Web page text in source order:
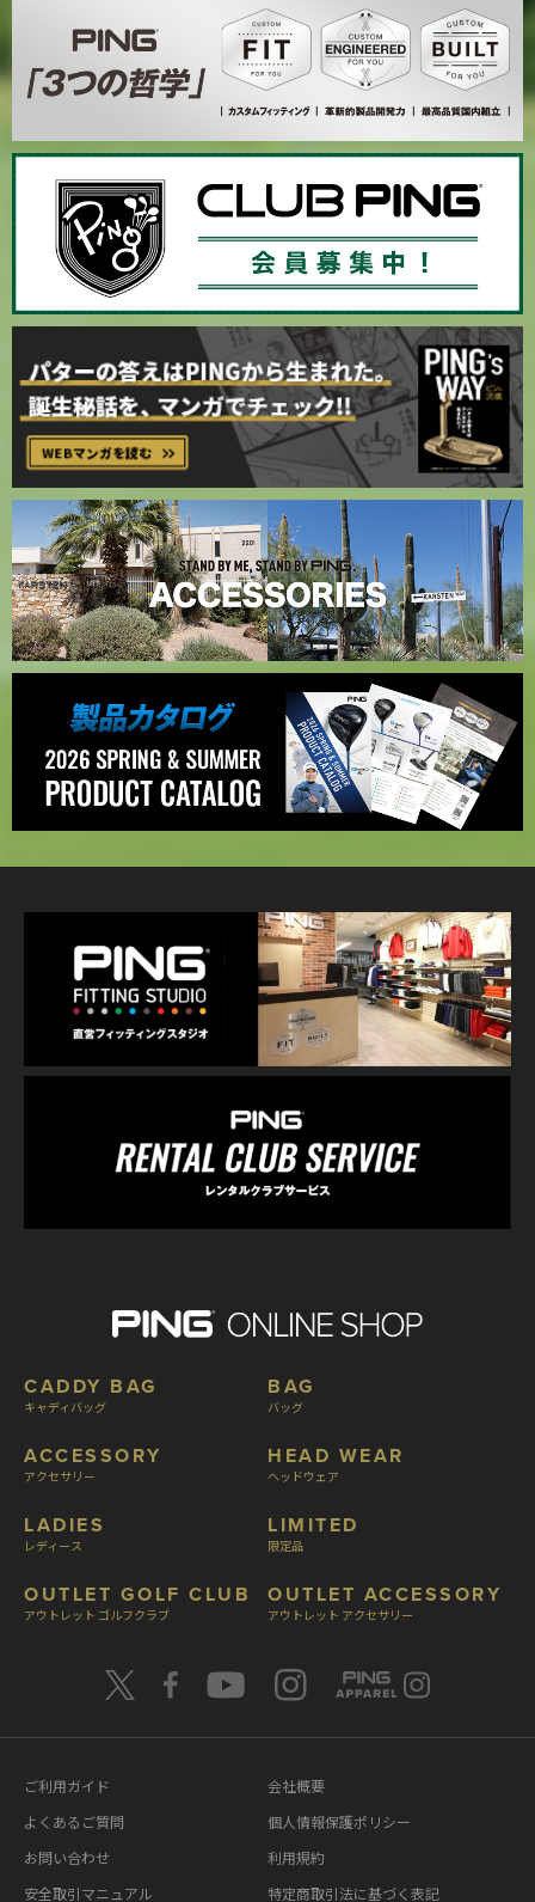
CADDY BAG
キャディバッグ
ACCESSORY
アクセサリー
LADIES
レディース
OUTLET GOLF CLUB
アウトレット ゴルフクラブ
BAG
バッグ
HEAD WEAR
ヘッドウェア
LIMITED
限定品
OUTLET ACCESSORY
アウトレット アクセサリー
ご利用ガイド
よくあるご質問
お問い合わせ
安全取引マニュアル
会社概要
個人情報保護ポリシー
利用規約
特定商取引法に基づく表記